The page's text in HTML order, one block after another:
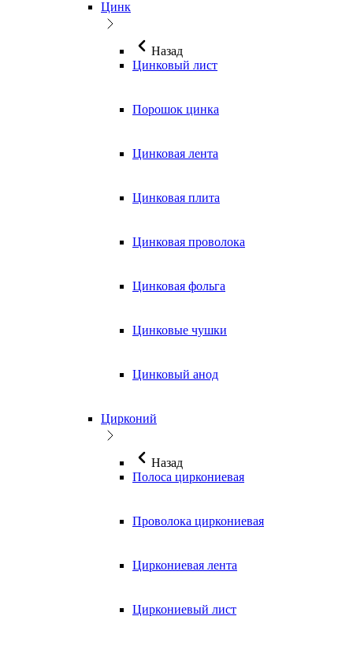
Цинк
Назад
Цинковый лист
Порошок цинка
Цинковая лента
Цинковая плита
Цинковая проволока
Цинковая фольга
Цинковые чушки
Цинковый анод
Цирконий
Назад
Полоса циркониевая
Проволока циркониевая
Циркониевая лента
Циркониевый лист